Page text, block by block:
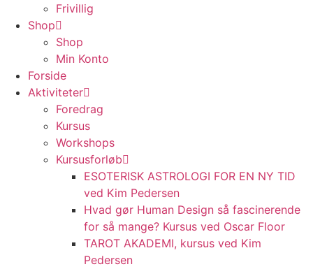
Frivillig
Shop
Shop
Min Konto
Forside
Aktiviteter
Foredrag
Kursus
Workshops
Kursusforløb
ESOTERISK ASTROLOGI FOR EN NY TID
ved Kim Pedersen
Hvad gør Human Design så fascinerende
for så mange? Kursus ved Oscar Floor
TAROT AKADEMI, kursus ved Kim
Pedersen